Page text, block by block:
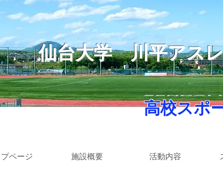
仙台大学川平アス
高校スポ
ページ 施設概要 活動内容